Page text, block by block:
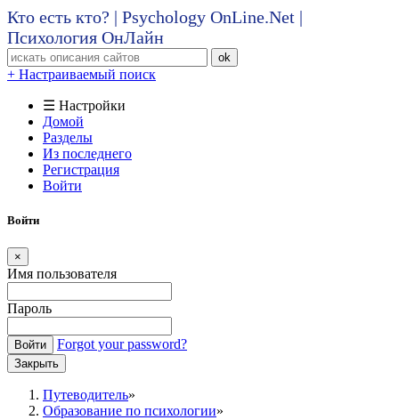
Кто есть кто? | Psychology OnLine.Net |
Психология ОнЛайн
ok
+ Настраиваемый поиск
☰ Настройки
Домой
Разделы
Из последнего
Регистрация
Войти
Войти
×
Имя пользователя
Пароль
Войти Forgot your password?
Закрыть
Путеводитель
Образование по психологии